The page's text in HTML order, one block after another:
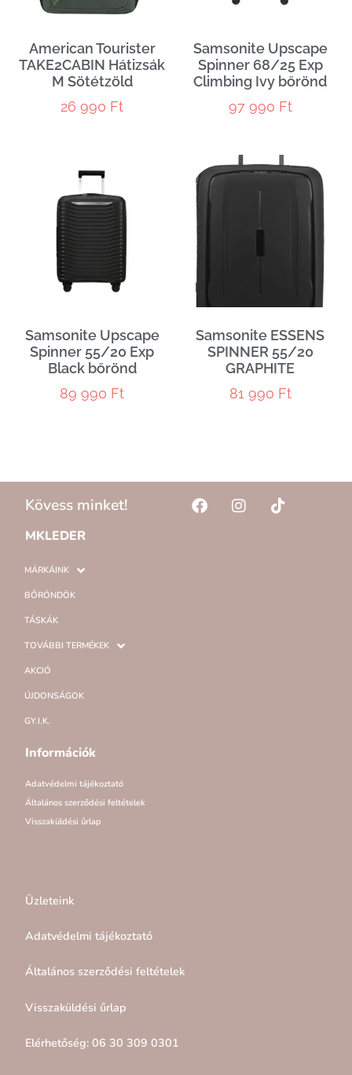
American Tourister
TAKE2CABIN Hátizsák
M Sötétzöld
26 990 Ft
Samsonite Upscape
Spinner 68/25 Exp
Climbing Ivy bőrönd
97 990 Ft
Samsonite Upscape
Spinner 55/20 Exp
Black bőrönd
89 990 Ft
Samsonite ESSENS
SPINNER 55/20
GRAPHITE
81 990 Ft
Kövess minket!
MKLEDER
MÁRKÁINK
BŐRÖNDÖK
TÁSKÁK
TOVÁBBI TERMÉKEK
AKCIÓ
ÚJDONSÁGOK
GY.I.K.
Információk
Adatvédelmi tájékoztató
Általános szerződési feltételek
Visszaküldési űrlap
Üzleteink
Adatvédelmi tájékoztató
Általános szerződési feltételek
Visszaküldési űrlap
Elérhetőség: 06 30 309 0301